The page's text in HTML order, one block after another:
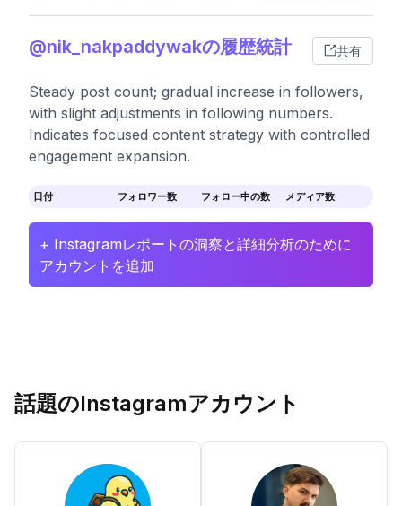
@nik_nakpaddywakの履歴統計 共有
Steady post count; gradual increase in followers,
with slight adjustments in following numbers.
Indicates focused content strategy with controlled
engagement expansion.
日付 フォロワー数 フォロー中の数 メディア数
+ Instagramレポートの洞察と詳細分析のために
アカウントを追加
話題のInstagramアカウント